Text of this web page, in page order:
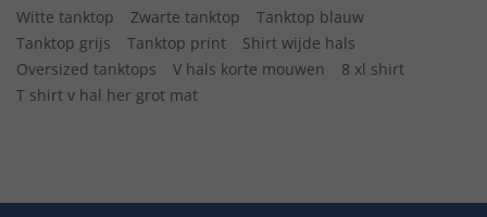
Witte tanktop Zwarte tanktop
Tanktop blauw
Tanktop grijs
Tanktop print
Shirt wijde hals
Oversized tanktops
V hals korte mouwen
8 xl shirt
T shirt v hal her grot mat